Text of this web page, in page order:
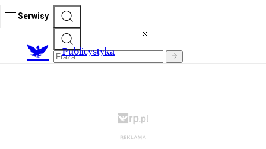
Serwisy
Publicystyka